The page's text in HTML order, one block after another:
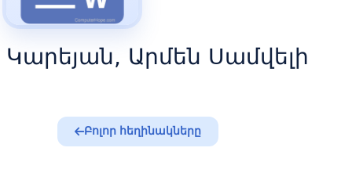
Կարեյան, Արմեն Սամվելի
Բոլոր հեղինակները